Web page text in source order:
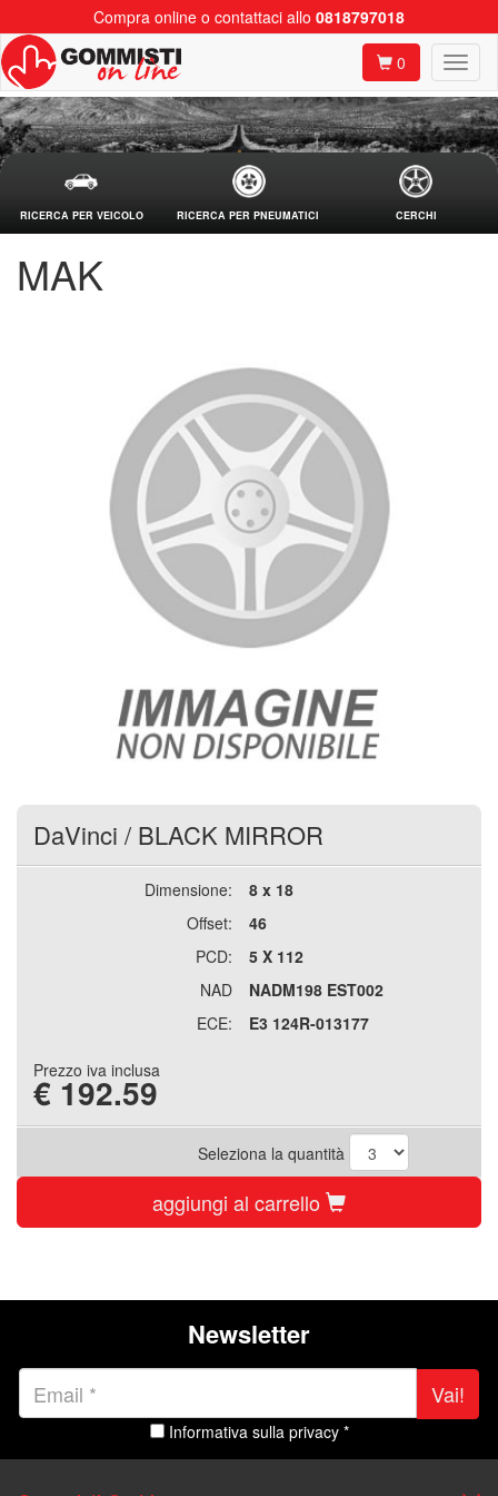
Compra online o contattaci allo 0818797018
0
RICERCA PER VEICOLO RICERCA PER PNEUMATICI CERCHI
MAK
DaVinci / BLACK MIRROR
Dimensione:
8 x 18
Offset:
46
PCD:
5 X 112
NAD
NADM198 EST002
ECE:
E3 124R-013177
Prezzo iva inclusa
€ 192.59
Seleziona la quantità
aggiungi al carrello
Newsletter
Vai!
Informativa sulla privacy *